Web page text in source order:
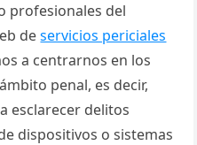
profesionales del
deservicios periciales
a centrarnos en los
penal, es decir,
esclarecer delitos
dispositivos o sistemas